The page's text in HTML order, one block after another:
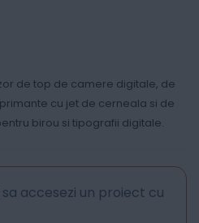
de top de camere digitale, de
cu jet de cerneala si de
birou si tipografii digitale.
accesezi un proiect cu